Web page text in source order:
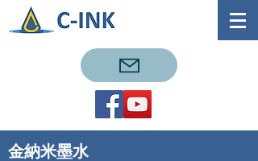
金納米墨水